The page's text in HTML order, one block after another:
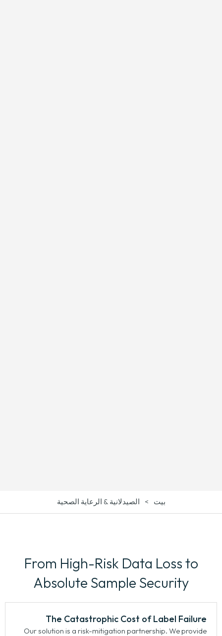
بيت > الصيدلانية & الرعاية الصحية
From High-Risk Data Loss to
Absolute Sample Security
The Catastrophic Cost of Label Failure
Our solution is a risk-mitigation partnership. We provide